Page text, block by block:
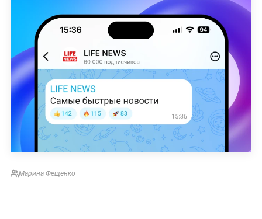
Марина Фещенко